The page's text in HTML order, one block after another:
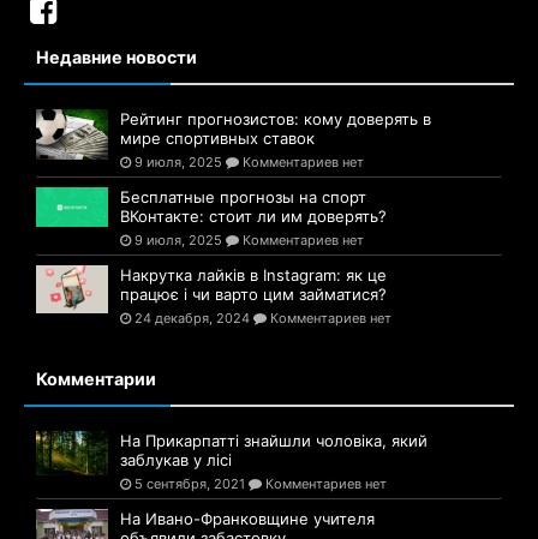
Недавние новости
Рейтинг прогнозистов: кому доверять в
мире спортивных ставок
9 июля, 2025 Комментариев нет
Бесплатные прогнозы на спорт
ВКонтакте: стоит ли им доверять?
9 июля, 2025 Комментариев нет
Накрутка лайків в Instagram: як це
працює і чи варто цим займатися?
24 декабря, 2024 Комментариев нет
Комментарии
На Прикарпатті знайшли чоловіка, який
заблукав у лісі
5 сентября, 2021 Комментариев нет
На Ивано-Франковщине учителя